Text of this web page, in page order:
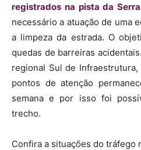
registrados na pista da
necessário a atuação de uma
a limpeza da estrada. O
quedas de barreiras
regional Sul de Infraestrutura,
pontos de atenção
semana e por isso foi
trecho.
Confira a situações do tráfego